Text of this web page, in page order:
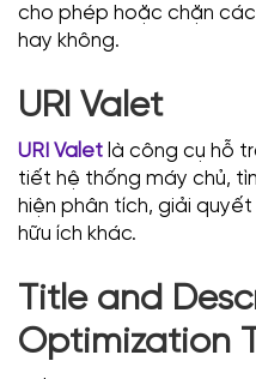
cho phép hoặc chặn
hay không.
URI Valet
URI Valet là công cụ hỗ
tiết hệ thống máy chủ,
hiện phân tích, giải
hữu ích khác.
Title and
Optimization